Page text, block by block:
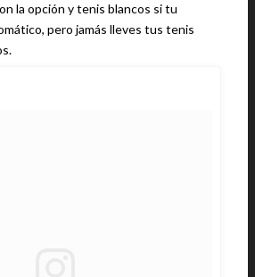
la opción y tenis blancos si tu
pero jamás lleves tus tenis